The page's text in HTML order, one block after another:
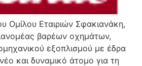
Ομίλου Εταιριών Σφακιανάκη,
βαρέων οχημάτων,
εξοπλισμού με έδρα
και δυναμικό άτομο για τη